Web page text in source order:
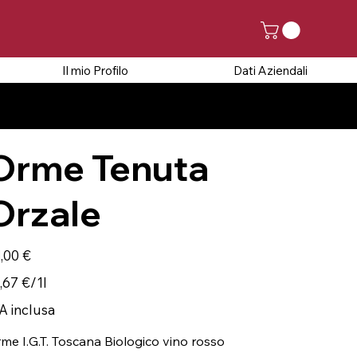
Il mio Profilo Dati Aziendali
Tenuta
€
€
€/1l
inclusa
I.G.T. Toscana Biologico vino rosso